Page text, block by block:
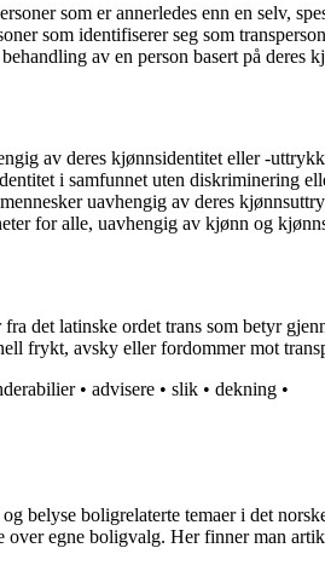
som er annerledes enn en selv,
som identifiserer seg som
av en person basert på deres
av deres kjønnsidentitet eller -
i samfunnet uten diskriminering
uavhengig av deres
for alle, uavhengig av kjønn og
det latinske ordet trans som betyr
frykt, avsky eller fordommer mot
• advisere • slik • dekning •
belyse boligrelaterte temaer i det
over egne boligvalg. Her finner man